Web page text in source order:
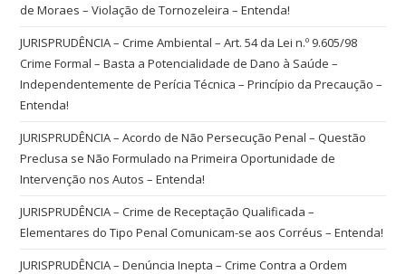
de Moraes – Violação de Tornozeleira – Entenda!
JURISPRUDÊNCIA – Crime Ambiental – Art. 54 da Lei n.º 9.605/98
Crime Formal – Basta a Potencialidade de Dano à Saúde –
Independentemente de Perícia Técnica – Princípio da Precaução –
Entenda!
JURISPRUDÊNCIA – Acordo de Não Persecução Penal – Questão
Preclusa se Não Formulado na Primeira Oportunidade de
Intervenção nos Autos – Entenda!
JURISPRUDÊNCIA – Crime de Receptação Qualificada –
Elementares do Tipo Penal Comunicam-se aos Corréus – Entenda!
JURISPRUDÊNCIA – Denúncia Inepta – Crime Contra a Ordem